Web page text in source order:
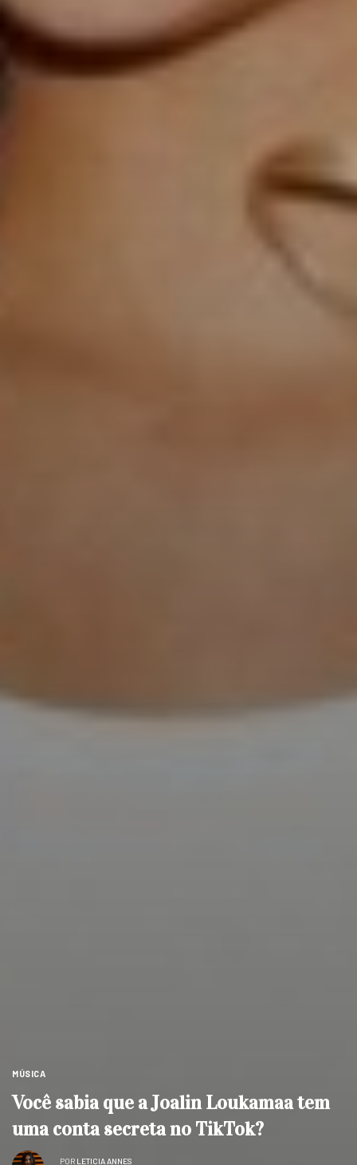
MÚSICA
Você sabia que a Joalin Loukamaa tem
uma conta secreta no TikTok?
POR LETICIA ANNES